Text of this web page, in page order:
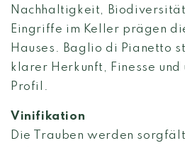
Nachhaltigkeit,
Eingriffe im Keller prägen
Hauses. Baglio di Pianetto
klarer Herkunft, Finesse
Profil.
Vinifikation
Die Trauben werden